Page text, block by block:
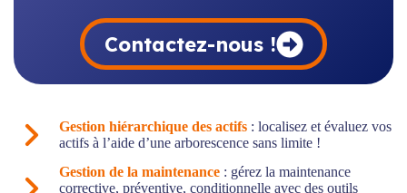
Contactez-nous !
Gestion hiérarchique des actifs : localisez et évaluez vos
actifs à l’aide d’une arborescence sans limite !
Gestion de la maintenance : gérez la maintenance
corrective, préventive, conditionnelle avec des outils